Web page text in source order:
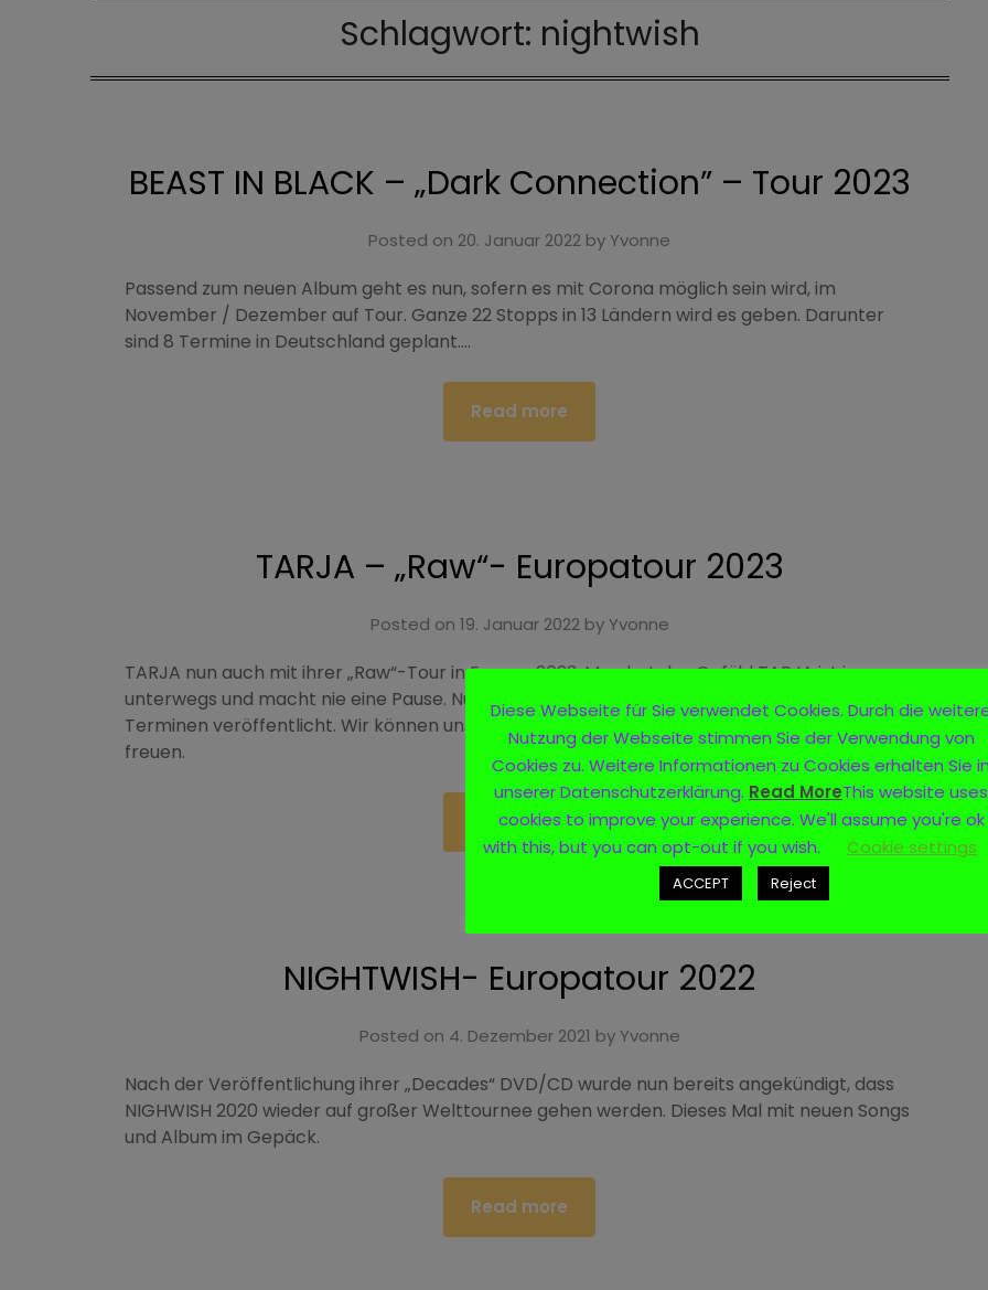
Schlagwort: nightwish
BEAST IN BLACK – „Dark Connection” – Tour 2023
Posted on 20. Januar 2022 byYvonne
Passend zum neuen Album geht es nun, sofern es mit Corona möglich sein wird, im
November / Dezember auf Tour. Ganze 22 Stopps in 13 Ländern wird es geben. Darunter
sind 8 Termine in Deutschland geplant….
Read more
TARJA – „Raw“- Europatour 2023
Posted on 19. Januar 2022byYvonne
TARJA nun auch mit ihrer „Raw“-Tour in Europa 2023, Man hat das Gefühl TARJA ist immer
unterwegs und macht nie eine Pause. Nun wurden auch für Europa eine ganze Reihe an
Terminen veröffentlicht. Wir können uns über die Anzahl der Termine in Europa sehr
freuen.
Read more
NIGHTWISH- Europatour 2022
Posted on 4. Dezember 2021 byYvonne
Nach der Veröffentlichung ihrer „Decades“ DVD/CD wurde nun bereits angekündigt, dass
NIGHWISH 2020 wieder auf großer Welttournee gehen werden. Dieses Mal mit neuen Songs
und Album im Gepäck.
Read more
Diese Webseite für Sie verwendet Cookies. Durch die
Nutzung der Webseite stimmen Sie der Verwendung von
Cookies zu. Weitere Informationen zu Cookies erhalten Sie
unserer Datenschutzerklärung. Read MoreThis website uses
cookies to improve your experience. We'll assume you're ok
with this, but you can opt-out if you wish.
Cookie settings
ACCEPT Reject